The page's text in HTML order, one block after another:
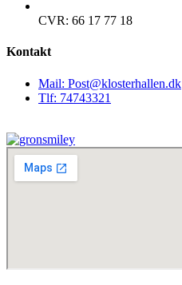
CVR: 66 17 77 18
Kontakt
Mail: Post@klosterhallen.dk
Tlf: 74743321